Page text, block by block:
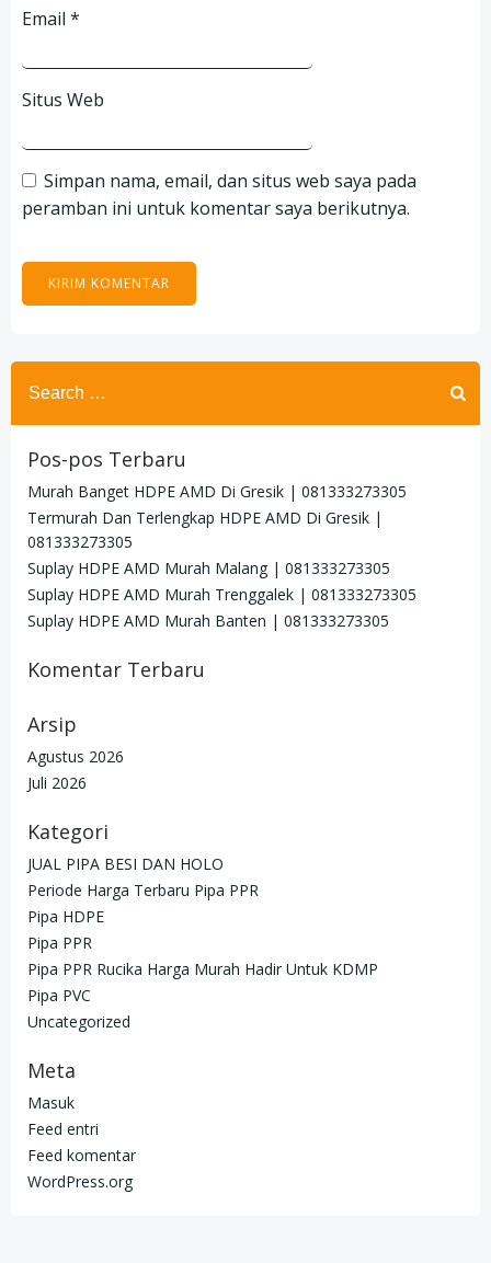
Email *
Situs Web
Simpan nama, email, dan situs web saya pada
peramban ini untuk komentar saya berikutnya.
Search
for:
Pos-pos Terbaru
Murah Banget HDPE AMD Di Gresik | 081333273305
Termurah Dan Terlengkap HDPE AMD Di Gresik |
081333273305
Suplay HDPE AMD Murah Malang | 081333273305
Suplay HDPE AMD Murah Trenggalek | 081333273305
Suplay HDPE AMD Murah Banten | 081333273305
Komentar Terbaru
Arsip
Agustus 2026
Juli 2026
Kategori
JUAL PIPA BESI DAN HOLO
Periode Harga Terbaru Pipa PPR
Pipa HDPE
Pipa PPR
Pipa PPR Rucika Harga Murah Hadir Untuk KDMP
Pipa PVC
Uncategorized
Meta
Masuk
Feed entri
Feed komentar
WordPress.org